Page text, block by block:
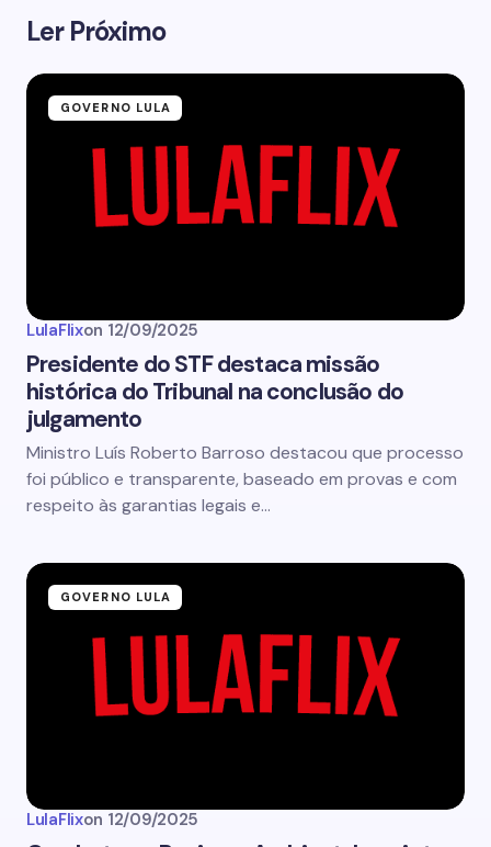
Ler Próximo
GOVERNO LULA
LulaFlixon 12/09/2025
Presidente do STF destaca missão
histórica do Tribunal na conclusão do
julgamento
Ministro Luís Roberto Barroso destacou que processo
foi público e transparente, baseado em provas e com
respeito às garantias legais e…
GOVERNO LULA
LulaFlixon 12/09/2025